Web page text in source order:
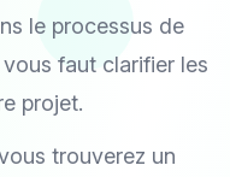
le processus de
faut clarifier les
projet.
trouverez un